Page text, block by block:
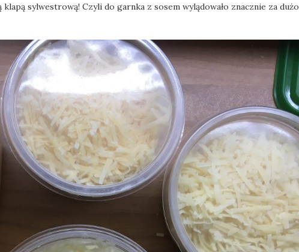
klapą sylwestrową! Czyli do garnka z sosem wylądowało znacznie za dużo